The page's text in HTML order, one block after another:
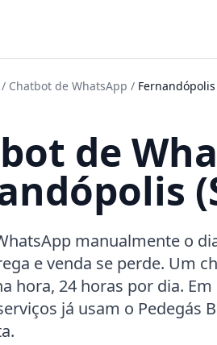
/ Chatbot de WhatsApp / Fernandópolis
de
manualmente o
e venda se perde. Um
hora, 24 horas por dia.
já usam o Pedegás